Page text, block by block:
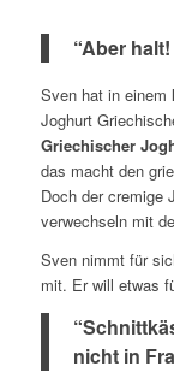
“Aber
Sven hat in einem
Joghurt
Griechischer
das macht den
Doch der cremige
verwechseln mit
Sven nimmt für
mit. Er will etwas
nicht in